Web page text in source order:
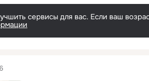
сервисы для вас. Если ваш